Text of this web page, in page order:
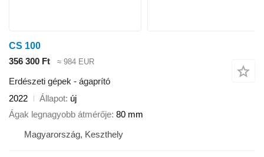
CS 100
356 300 Ft
≈ 984 EUR
Erdészeti gépek - ágaprító
2022
Állapot új
Ágak legnagyobb átmérője 80 mm
Magyarország, Keszthely